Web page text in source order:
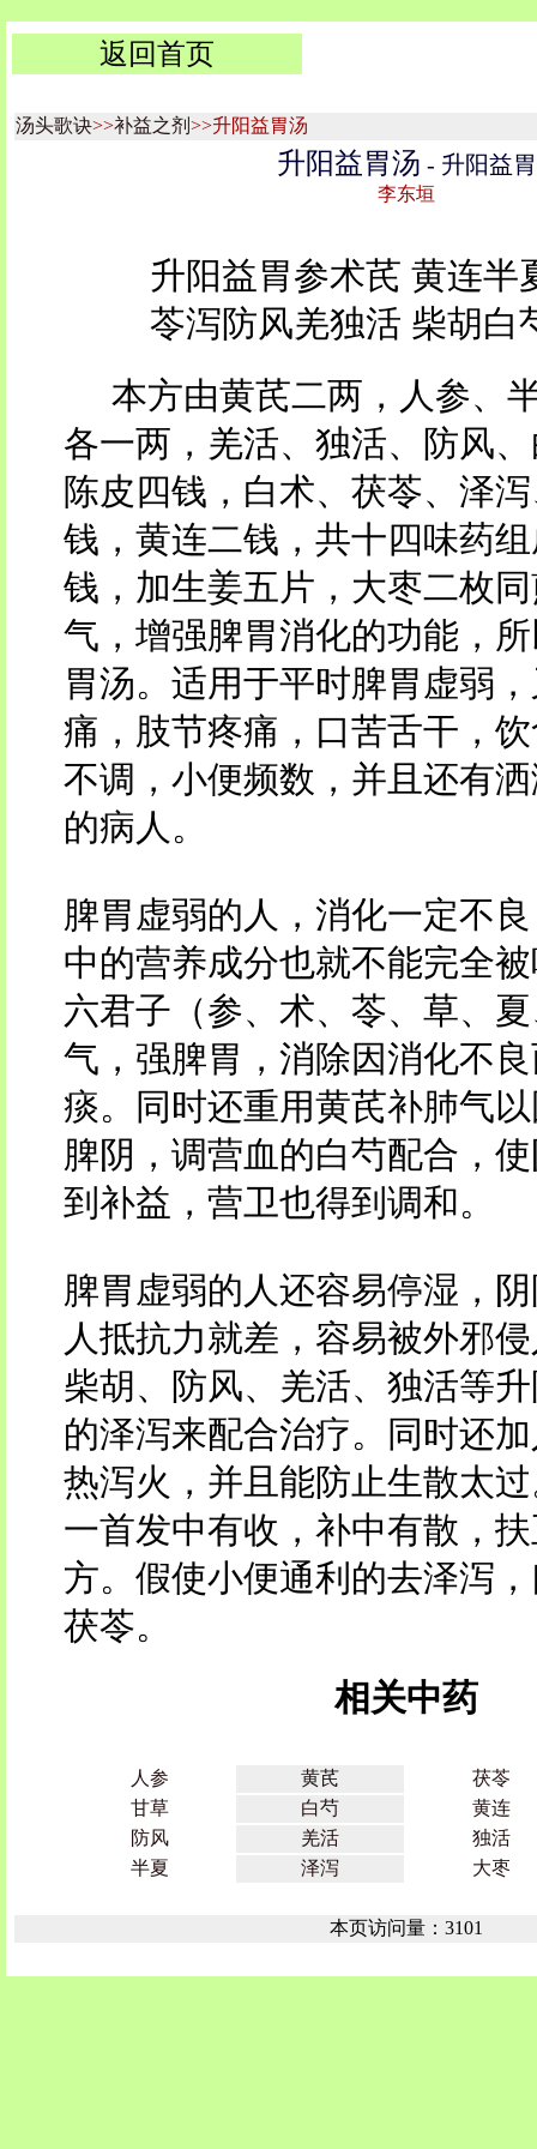
返回首页
汤头歌诀>>补益之剂 >>升阳益胃汤
升阳益胃汤 - 升阳益胃
李东垣
升阳益胃参术芪 黄连半
苓泻防风羌独活 柴胡白
本方由黄芪二两，人参、
各一两，羌活、独活、防风
陈皮四钱，白术、茯苓、泽
钱，黄连二钱，共十四味药
钱，加生姜五片，大枣二枚
气，增强脾胃消化的功能，
胃汤。适用于平时脾胃虚弱
痛，肢节疼痛，口苦舌干，
不调，小便频数，并且还有
的病人。
脾胃虚弱的人，消化一定不
中的营养成分也就不能完全
六君子（参、术、苓、草、
气，强脾胃，消除因消化不
痰。同时还重用黄芪补肺气
脾阴，调营血的白芍配合，
到补益，营卫也得到调和。
脾胃虚弱的人还容易停湿，
人抵抗力就差，容易被外邪
柴胡、防风、羌活、独活等
的泽泻来配合治疗。同时还
热泻火，并且能防止生散太
一首发中有收，补中有散，
方。假使小便通利的去泽泻
茯苓。
相关中药
人参 黄芪
茯苓
甘草
白芍
黄连
防风
羌活
独活
半夏
泽泻 大枣
本页访问量：3101